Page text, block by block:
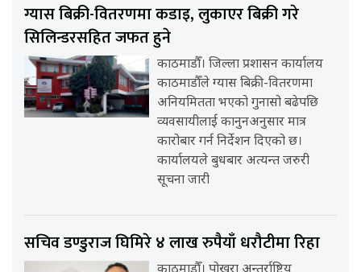
ग्यास बिक्री-वितरणमा कडाइ, लुकाएर बिक्री गरे
सिलिन्डरसहित जफत हुने
काठमाडौँ। जिल्ला प्रशासन कार्यालय
काठमाडौँले ग्यास बिक्री-वितरणमा
अनियमितता भएको गुनासो बढेपछि
व्यवसायीलाई कानुनअनुसार मात्र
कारोबार गर्न निर्देशन दिएको छ।
कार्यालयले बुधबार अत्यन्त जरुरी
सूचना जारी
सचिव डण्डुराज घिमिरे ४ लाख रुपैयाँ धरौटीमा रिहा